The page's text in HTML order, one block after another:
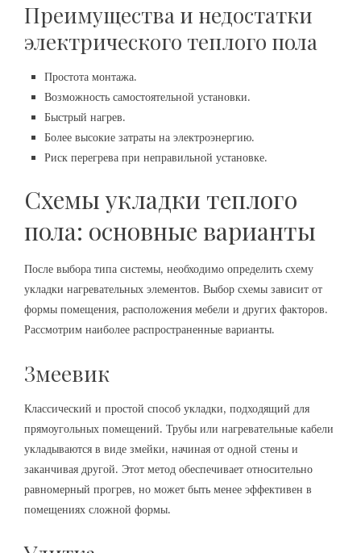
Преимущества и недостатки
электрического теплого пола
Простота монтажа.
Возможность самостоятельной установки.
Быстрый нагрев.
Более высокие затраты на электроэнергию.
Риск перегрева при неправильной установке.
Схемы укладки теплого
пола: основные варианты
После выбора типа системы, необходимо определить схему
укладки нагревательных элементов. Выбор схемы зависит от
формы помещения, расположения мебели и других факторов.
Рассмотрим наиболее распространенные варианты.
Змеевик
Классический и простой способ укладки, подходящий для
прямоугольных помещений. Трубы или нагревательные кабели
укладываются в виде змейки, начиная от одной стены и
заканчивая другой. Этот метод обеспечивает относительно
равномерный прогрев, но может быть менее эффективен в
помещениях сложной формы.